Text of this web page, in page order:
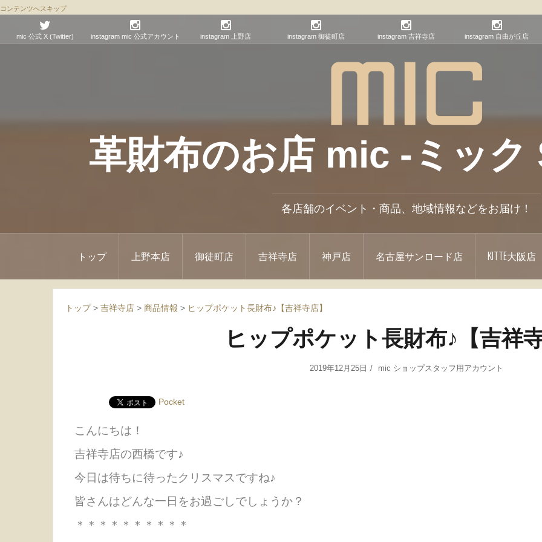
コンテンツへスキップ
mic 公式 X (Twitter) instagram mic 公式アカウント instagram 上野店 instagram 御徒町店 instagram 吉祥寺店 instagram 自由が丘店
革財布のお店 mic -ミッ
各店舗のイベント・商品、地域情報などをお届け！
トップ 上野本店 御徒町店 吉祥寺店 神戸店 名古屋サンロード店 KITTE大阪店
トップ> 吉祥寺店 > 商品情報 > ヒップポケット長財布♪【吉祥寺店】
ヒップポケット長財布♪【吉祥
2019年12月25日 mic ショップスタッフ用アカウント
Pocket
こんにちは！
吉祥寺店の西橋です♪
今日は待ちに待ったクリスマスですね♪
皆さんはどんな一日をお過ごしでしょうか？
＊＊＊＊＊＊＊＊＊＊